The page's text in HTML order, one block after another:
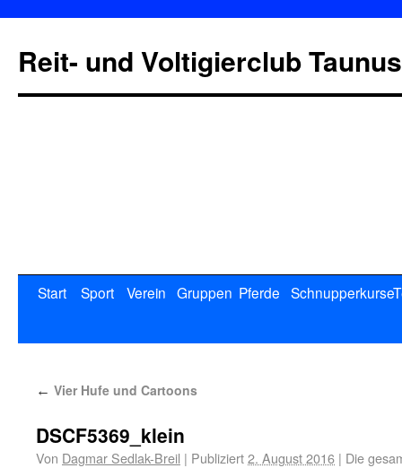
Reit- und Voltigierclub
Start Sport Verein Gruppen Pferde Schnupperkurse
← Vier Hufe und Cartoons
DSCF5369_klein
Von Dagmar Sedlak-Breil | Publiziert2. August 2016 | Die